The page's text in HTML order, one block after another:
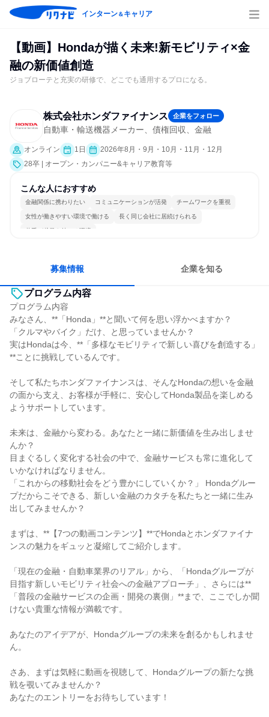
インターン＆キャリア
【動画】Hondaが描く未来!新モビリティ×金
融の新価値創造
ジョブローテと充実の研修で、どこでも通用するプロになる。
株式会社ホンダファイナンス 企業をフォロー
自動車・輸送機器メーカー、債権回収、金融
オンライン 1日
2026年8月・9月・10月・11月・12月
28卒 | オープン・カンパニー&キャリア教育等
こんな人におすすめ
金融関係に携わりたい コミュニケーションが活発 チームワークを重視
女性が働きやすい環境で働ける 長く同じ会社に居続けられる
若手が裁量を持てる環境
募集情報 企業を知る
プログラム内容
プログラム内容
みなさん、**「Honda」**と聞いて何を思い浮かべますか？
「クルマやバイク」だけ、と思っていませんか？
実はHondaは今、**「多様なモビリティで新しい喜びを創造する」
**ことに挑戦しているんです。
そして私たちホンダファイナンスは、そんなHondaの想いを金融
の面から支え、お客様が手軽に、安心してHonda製品を楽しめる
ようサポートしています。
未来は、金融から変わる。あなたと一緒に新価値を生み出しませ
んか？
目まぐるしく変化する社会の中で、金融サービスも常に進化して
いかなければなりません。
「これからの移動社会をどう豊かにしていくか？」 Hondaグルー
プだからこそできる、新しい金融のカタチを私たちと一緒に生み
出してみませんか？
まずは、**【7つの動画コンテンツ】**でHondaとホンダファイナ
ンスの魅力をギュッと凝縮してご紹介します。
「現在の金融・自動車業界のリアル」から、「Hondaグループが
目指す新しいモビリティ社会への金融アプローチ」、さらには**
「普段の金融サービスの企画・開発の裏側」**まで、ここでしか聞
けない貴重な情報が満載です。
あなたのアイデアが、Hondaグループの未来を創るかもしれませ
ん。
さあ、まずは気軽に動画を視聴して、Hondaグループの新たな挑
戦を覗いてみませんか？
あなたのエントリーをお待ちしています！